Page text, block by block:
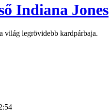
Indiana Jones
világ legrövidebb kardpárbaja.